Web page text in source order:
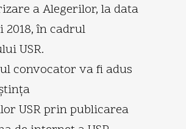
a Alegerilor, la data
2018, în cadrul
USR.
convocator va fi adus
USR prin publicarea